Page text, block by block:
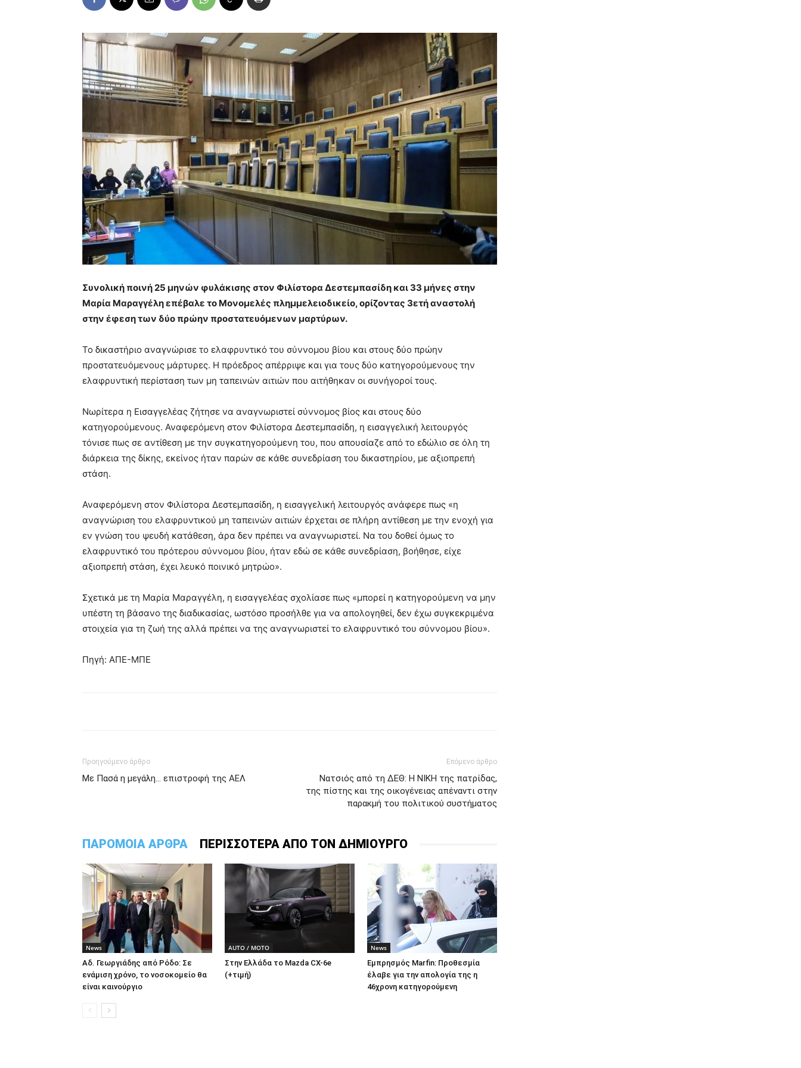
Συνολική ποινή 25 μηνών φυλάκισης στον Φιλίστορα Δεστεμπασίδη και 33 μήνες στην
Μαρία Μαραγγέλη επέβαλε το Μονομελές πλημμελειοδικείο, ορίζοντας 3ετή αναστολή
στην έφεση των δύο πρώην προστατευόμενων μαρτύρων.
Το δικαστήριο αναγνώρισε το ελαφρυντικό του σύννομου βίου και στους δύο πρώην
προστατευόμενους μάρτυρες. Η πρόεδρος απέρριψε και για τους δύο κατηγορούμενους την
ελαφρυντική περίσταση των μη ταπεινών αιτιών που αιτήθηκαν οι συνήγοροί τους.
Νωρίτερα η Εισαγγελέας ζήτησε να αναγνωριστεί σύννομος βίος και στους δύο
κατηγορούμενους. Αναφερόμενη στον Φιλίστορα Δεστεμπασίδη, η εισαγγελική λειτουργός
τόνισε πως σε αντίθεση με την συγκατηγορούμενη του, που απουσίαζε από το εδώλιο σε όλη τη
διάρκεια της δίκης, εκείνος ήταν παρών σε κάθε συνεδρίαση του δικαστηρίου, με αξιοπρεπή
στάση.
Αναφερόμενη στον Φιλίστορα Δεστεμπασίδη, η εισαγγελική λειτουργός ανάφερε πως «η
αναγνώριση του ελαφρυντικού μη ταπεινών αιτιών έρχεται σε πλήρη αντίθεση με την ενοχή για
εν γνώση του ψευδή κατάθεση, άρα δεν πρέπει να αναγνωριστεί. Να του δοθεί όμως το
ελαφρυντικό του πρότερου σύννομου βίου, ήταν εδώ σε κάθε συνεδρίαση, βοήθησε, είχε
αξιοπρεπή στάση, έχει λευκό ποινικό μητρώο».
Σχετικά με τη Μαρία Μαραγγέλη, η εισαγγελέας σχολίασε πως «μπορεί η κατηγορούμενη να μην
υπέστη τη βάσανο της διαδικασίας, ωστόσο προσήλθε για να απολογηθεί, δεν έχω συγκεκριμένα
στοιχεία για τη ζωή της αλλά πρέπει να της αναγνωριστεί το ελαφρυντικό του σύννομου βίου».
Πηγή: ΑΠΕ-ΜΠΕ
Προηγούμενο άρθρο
Με Πασά η μεγάλη… επιστροφή της ΑΕΛ
Επόμενο άρθρο
Νατσιός από τη ΔΕΘ: Η ΝΙΚΗ της πατρίδας,
της πίστης και της οικογένειας απέναντι στην
παρακμή του πολιτικού συστήματος
ΠΑΡΟΜΟΙΑ ΑΡΘΡΑ ΠΕΡΙΣΣΟΤΕΡΑ ΑΠΟ ΤΟΝ ΔΗΜΙΟΥΡΓΟ
News
Αδ. Γεωργιάδης από Ρόδο: Σε
ενάμιση χρόνο, το νοσοκομείο θα
είναι καινούργιο
AUTO / MOTO
Στην Ελλάδα το Mazda CX-6e
(+τιμή)
News
Εμπρησμός Marfin: Προθεσμία
έλαβε για την απολογία της η
46χρονη κατηγορούμενη